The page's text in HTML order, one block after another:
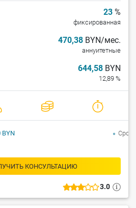
3.0
23 %
фиксированная
470,38 BYN/мес.
аннуитетные
644,58 BYN
12,89 %
КОНСУЛЬТАЦИЮ
BYN
Срок